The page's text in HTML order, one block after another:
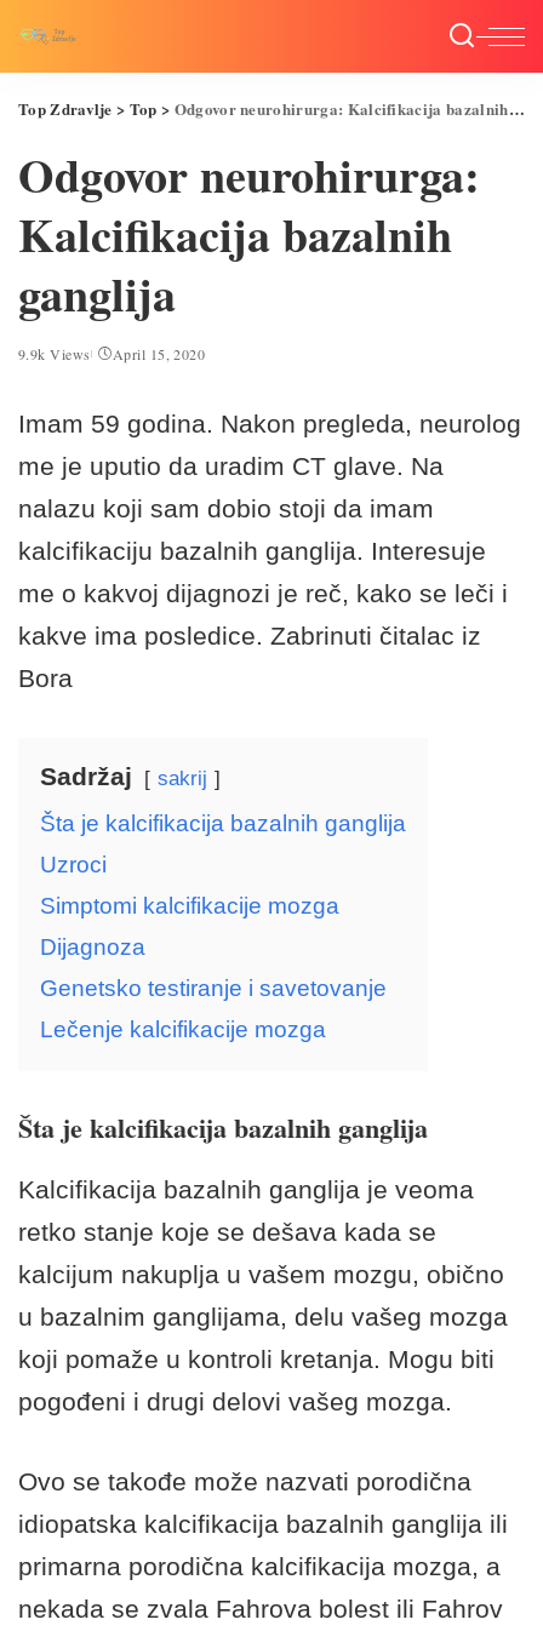
Top Zdravlje > Top > Odgovor neurohirurga: Kalcifikacija bazalnih ganglija
Odgovor neurohirurga:
Kalcifikacija bazalnih
ganglija
9.9k Views April 15, 2020
Imam 59 godina. Nakon pregleda, neurolog
me je uputio da uradim CT glave. Na
nalazu koji sam dobio stoji da imam
kalcifikaciju bazalnih ganglija. Interesuje
me o kakvoj dijagnozi je reč, kako se leči i
kakve ima posledice. Zabrinuti čitalac iz
Bora
Sadržaj sakrij
Šta je kalcifikacija bazalnih ganglija
Uzroci
Simptomi kalcifikacije mozga
Dijagnoza
Genetsko testiranje i savetovanje
Lečenje kalcifikacije mozga
Šta je kalcifikacija bazalnih ganglija
Kalcifikacija bazalnih ganglija je veoma
retko stanje koje se dešava kada se
kalcijum nakuplja u vašem mozgu, obično
u bazalnim ganglijama, delu vašeg mozga
koji pomaže u kontroli kretanja. Mogu biti
pogođeni i drugi delovi vašeg mozga.
Ovo se takođe može nazvati porodična
idiopatska kalcifikacija bazalnih ganglija ili
primarna porodična kalcifikacija mozga, a
nekada se zvala Fahrova bolest ili Fahrov